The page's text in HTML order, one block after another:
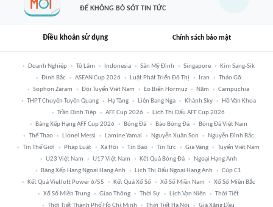
ĐỂ KHÔNG BỎ SÓT TIN TỨC
Điều khoản sử dụng Chính sách bảo mật
Doanh Nghiệp Tô Lâm Indonesia Sân Mỹ Đình Singapore
Kim Sang-Sik
Đình Bắc
ASEAN Cup 2026 Luật Phát Triển Đô Thị Iran
Tháo Gỡ
Sophon Zaram
Đội Tuyển Việt Nam Eo Biển Hormuz Năm
Campuchia
THPT Chuyên Tuyên Quang
Hạ Tầng Liên Bang Nga Khánh Sky
Hồ Văn Khoa
Trần Đình Tiệp
AFF Cup 2026
Lịch Thi Đấu AFF Cup 2026
Bảng Xếp Hạng AFF Cup 2026
Bóng Đá Báo Bóng Đá
Bóng Đá Việt Nam
Thể Thao
Lionel Messi Lamine Yamal Nguyễn Xuân Son
Nguyễn Đình Bắc
Tin Thế Giới
Pháp Luật Xã Hội Tin Bão Tin Tức Giá Vàng
Tuyển Việt Nam
U23 Việt Nam
U17 Việt Nam Kết Quả Bóng Đá
Ngoại Hạng Anh
Bảng Xếp Hạng Ngoại Hạng Anh
Lịch Thi Đấu Ngoại Hạng Anh
Cúp C1
Kết Quả Vietlott Power 6/55
Kết Quả Xổ Số Xổ Số Miền Nam
Xổ Số Miền Bắc
Xổ Số Miền Trung
Giao Thông Thời Sự Lịch Vạn Niên
Thời Tiết
Thời Tiết Thành Phố Hồ Chí Minh
Thời Tiết Hà Nội Giá Xăng Dầu